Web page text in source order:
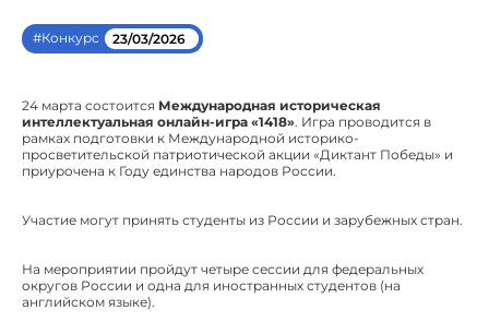
#Конкурс 23/03/2026
24 марта состоится Международная историческая
интеллектуальная онлайн-игра «1418». Игра проводится в
рамках подготовки к Международной историко-
просветительской патриотической акции «Диктант Победы» и
приурочена к Году единства народов России.
Участие могут принять студенты из России и зарубежных стран.
На мероприятии пройдут четыре сессии для федеральных
округов России и одна для иностранных студентов (на
английском языке).